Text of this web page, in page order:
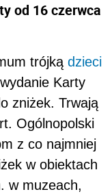
od 16 czerwca
trójką dzieci
Karty
zniżek. Trwają
Ogólnopolski
z co najmniej
w obiektach
w muzeach,